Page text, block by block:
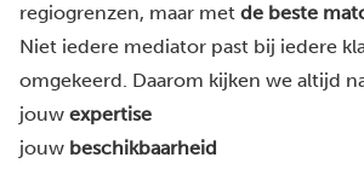
regiogrenzen, maar met de beste
Niet iedere mediator past bij iedere
omgekeerd. Daarom kijken we altijd
jouw expertise
jouw beschikbaarheid